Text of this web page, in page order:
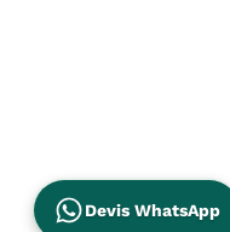
Devis WhatsApp